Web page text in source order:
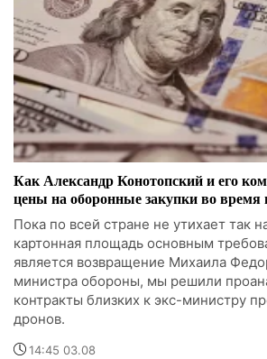
Как Александр Конотопский и его
цены на оборонные закупки во
Пока по всей стране не утихает так
картонная площадь основным
является возвращение Михаила
министра обороны, мы решили
контракты близких к экс-министру
дронов.
14:45 03.08